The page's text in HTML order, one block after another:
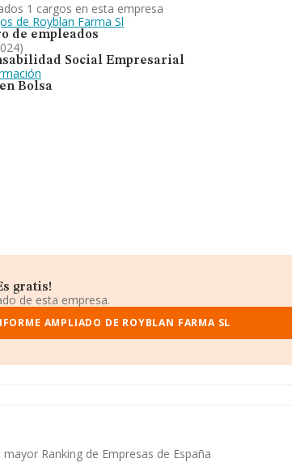
1 cargos en esta empresa
de Royblan Farma Sl
de empleados
Social Empresarial
Bolsa
gratis!
de esta empresa.
AMPLIADO DE ROYBLAN FARMA SL
Ranking de Empresas de España